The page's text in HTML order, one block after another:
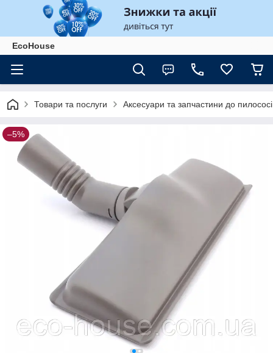
EcoHouse
Товари та послуги Аксесуари та запчастини до
–5%